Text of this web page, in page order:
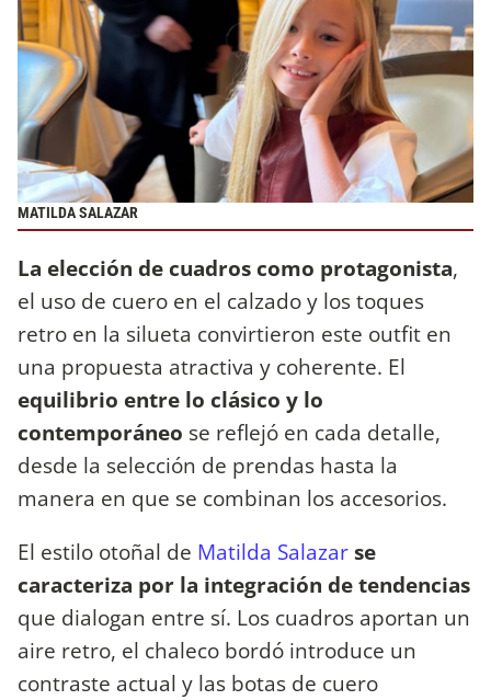
MATILDA SALAZAR
La elección de cuadros como protagonista,
el uso de cuero en el calzado y los toques
retro en la silueta convirtieron este outfit en
una propuesta atractiva y coherente. El
equilibrio entre lo clásico y lo
contemporáneo se reflejó en cada detalle,
desde la selección de prendas hasta la
manera en que se combinan los accesorios.
El estilo otoñal de Matilda Salazarse
caracteriza por la integración de tendencias
que dialogan entre sí. Los cuadros aportan un
aire retro, el chaleco bordó introduce un
contraste actual y las botas de cuero